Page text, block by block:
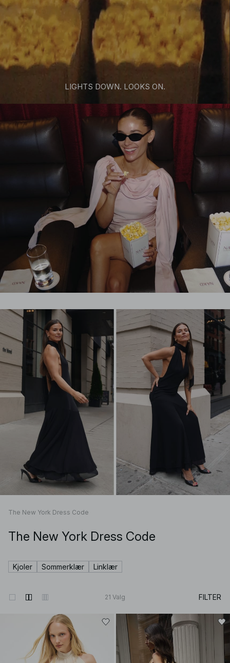
LIGHTS DOWN. LOOKS ON.
The New York Dress Code
The New York Dress Code
Kjoler Sommerklær Linklær
21 Valg FILTER